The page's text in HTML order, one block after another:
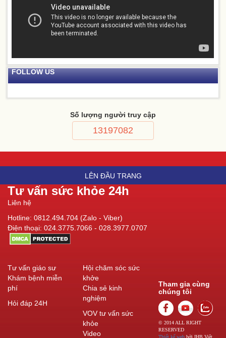
FOLLOW US
Số lượng người truy cập
13197082
LÊN ĐẦU TRANG
Tư vấn sức khỏe 24h
Liên hệ
Hotline: 0812.494.704 (Zalo - Viber)
Điện thoại: 024.3775.7066 - 028.3977.0707
Tư vấn giáo sư
Khám bệnh miễn
phí
Hỏi đáp 24H
Hội chăm sóc sức
khởe
Chia sẻ kinh
nghiệm
VOV tư vấn sức
khỏe
Video
Tham gia cùng
chúng tôi
© 2014 ALL RIGHT
RESERVED
Thiết kế webbởi IHB Việt